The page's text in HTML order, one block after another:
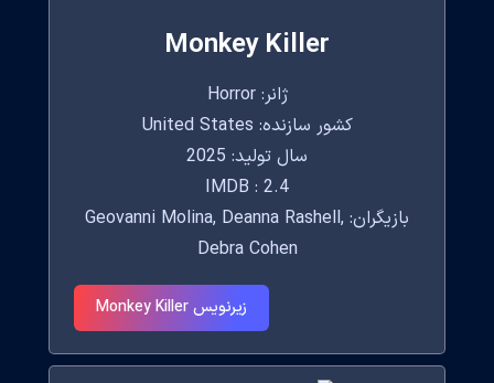
Monkey Killer
ژانر: Horror
کشور سازنده: United States
سال تولید: 2025
IMDB : 2.4
بازیگران: Geovanni Molina, Deanna Rashell,
Debra Cohen
زیرنویس Monkey Killer